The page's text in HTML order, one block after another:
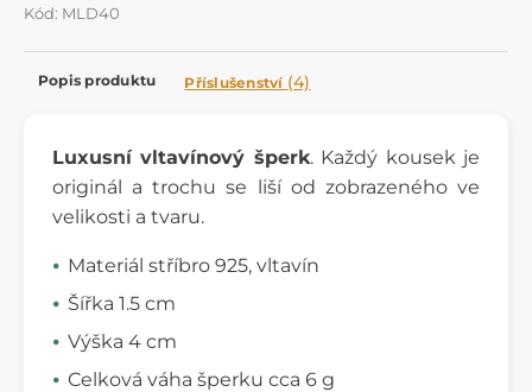
Kód: MLD40
Popis produktu Příslušenství (4)
Luxusní vltavínový šperk. Každý kousek je
originál a trochu se liší od zobrazeného ve
velikosti a tvaru.
Materiál stříbro 925, vltavín
Šířka 1.5 cm
Výška 4 cm
Celková váha šperku cca 6 g